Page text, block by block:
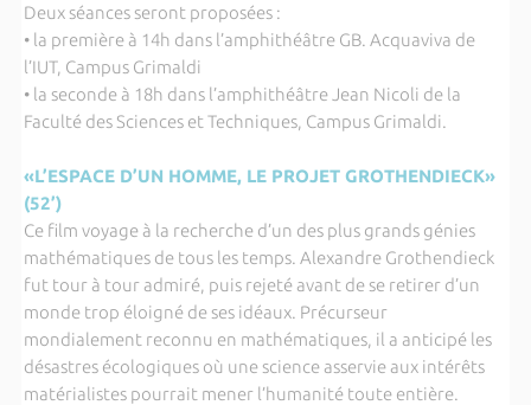
Deux séances seront proposées :
• la première à 14h dans l’amphithéâtre GB. Acquaviva de
l’IUT, Campus Grimaldi
• la seconde à 18h dans l’amphithéâtre Jean Nicoli de la
Faculté des Sciences et Techniques, Campus Grimaldi.
«L’ESPACE D’UN HOMME, LE PROJET GROTHENDIECK»
(52’)
Ce film voyage à la recherche d’un des plus grands génies
mathématiques de tous les temps. Alexandre Grothendieck
fut tour à tour admiré, puis rejeté avant de se retirer d’un
monde trop éloigné de ses idéaux. Précurseur
mondialement reconnu en mathématiques, il a anticipé les
désastres écologiques où une science asservie aux intérêts
matérialistes pourrait mener l’humanité toute entière.